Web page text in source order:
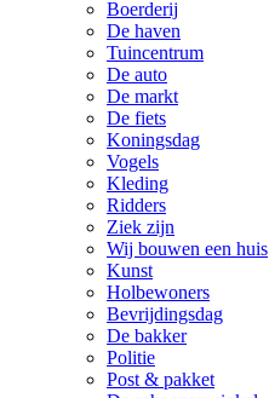
Boerderij
De haven
Tuincentrum
De auto
De markt
De fiets
Koningsdag
Vogels
Kleding
Ridders
Ziek zijn
Wij bouwen een huis
Kunst
Holbewoners
Bevrijdingsdag
De bakker
Politie
Post & pakket